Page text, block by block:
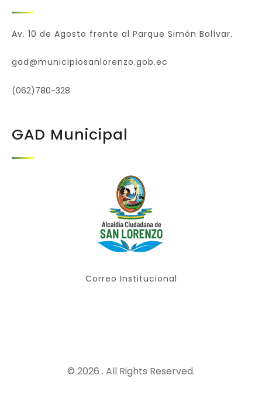
Av. 10 de Agosto frente al Parque Simón Bolívar.
gad@municipiosanlorenzo.gob.ec
(062)780-328
GAD Municipal
Correo Institucional
© 2026 . All Rights Reserved.